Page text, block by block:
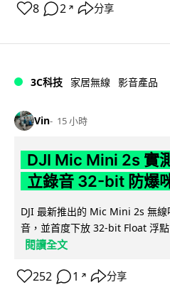
8 2 ↗ 分享
3C科技 家居無線 影音產品
Vin 15 小時
DJI Mic Mini 2s 實
立錄音 32-bit 防爆
DJI 最新推出的 Mic Mini 2s 無
音，並首度下放 32-bit Float 浮
閱讀全文
252 1 ↗ 分享